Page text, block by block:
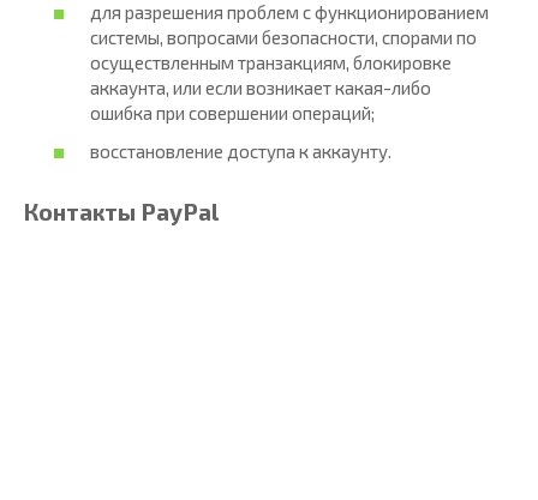
для разрешения проблем с функционированием
системы, вопросами безопасности, спорами по
осуществленным транзакциям, блокировке
аккаунта, или если возникает какая-либо
ошибка при совершении операций;
восстановление доступа к аккаунту.
Контакты PayPal